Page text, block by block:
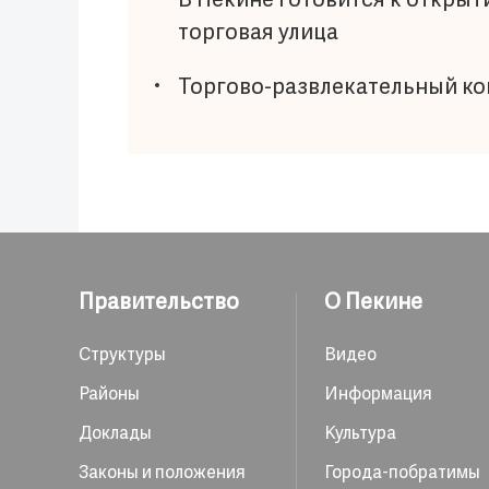
торговая улица
Торгово-развлекательный
Правительство
Структуры
Районы
Доклады
Законы и положения
О Пекине
Видео
Информация
Культура
Города-побратимы